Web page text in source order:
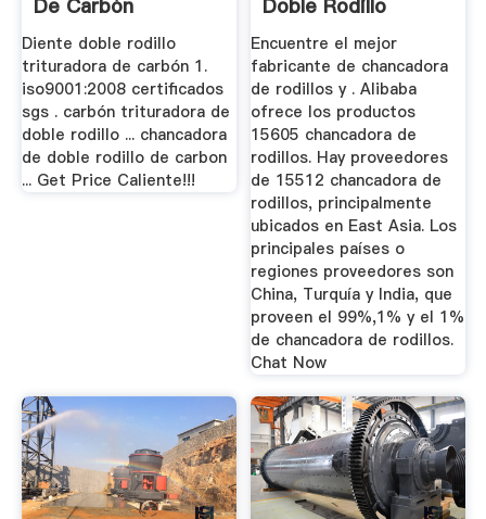
De Carbón
Diente doble rodillo
trituradora de carbón 1.
iso9001:2008 certificados
sgs . carbón trituradora de
doble rodillo ... chancadora
de doble rodillo de carbon
... Get Price Caliente!!!
Doble Rodillo
Encuentre el mejor
fabricante de chancadora
de rodillos y . Alibaba
ofrece los productos
15605 chancadora de
rodillos. Hay proveedores
de 15512 chancadora de
rodillos, principalmente
ubicados en East Asia. Los
principales países o
regiones proveedores son
China, Turquía y India, que
proveen el 99%,1% y el 1%
de chancadora de rodillos.
Chat Now